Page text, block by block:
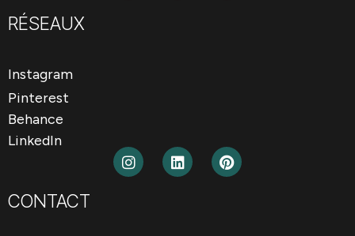
RÉSEAUX
Instagram
Pinterest
Behance
LinkedIn
CONTACT